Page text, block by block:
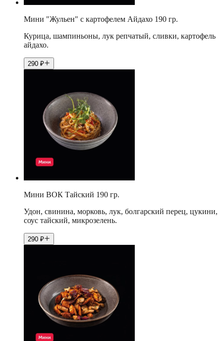
Мини "Жульен" с картофелем Айдахо 190 гр.
Курица, шампиньоны, лук репчатый, сливки, картофель
айдахо.
290 ₽
Мини ВОК Тайский 190 гр.
Удон, свинина, морковь, лук, болгарский перец, цукини,
соус тайский, микрозелень.
290 ₽